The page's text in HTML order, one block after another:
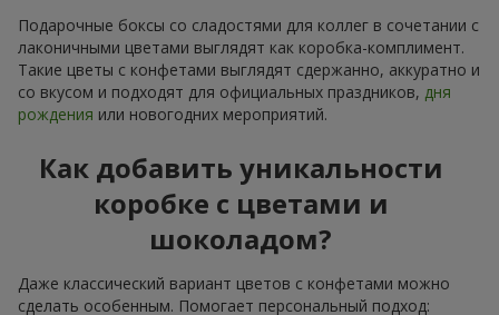
Подарочные боксы со сладостями для коллег в сочетании с
лаконичными цветами выглядят как коробка-комплимент.
Такие цветы с конфетами выглядят сдержанно, аккуратно и
со вкусом и подходят для официальных праздников, дня
рождения или новогодних мероприятий.
Как добавить уникальности
коробке с цветами и
шоколадом?
Даже классический вариант цветов с конфетами можно
сделать особенным. Помогает персональный подход: